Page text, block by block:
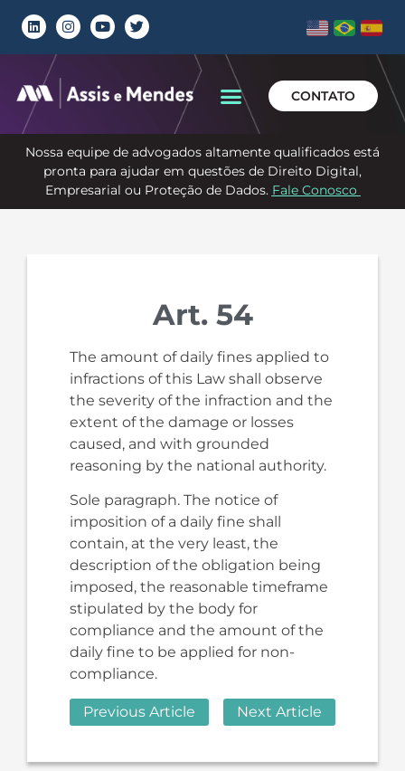
CONTATO
Nossa equipe de advogados altamente qualificados está
pronta para ajudar em questões de Direito Digital,
Empresarial ou Proteção de Dados. Fale Conosco
Art. 54
The amount of daily fines applied to
infractions of this Law shall observe
the severity of the infraction and the
extent of the damage or losses
caused, and with grounded
reasoning by the national authority.
Sole paragraph. The notice of
imposition of a daily fine shall
contain, at the very least, the
description of the obligation being
imposed, the reasonable timeframe
stipulated by the body for
compliance and the amount of the
daily fine to be applied for non-
compliance.
Previous Article Next Article